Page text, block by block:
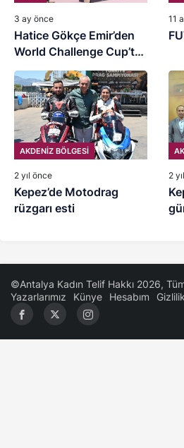
3 ay önce
Hatice Gökçe Emir’den
World Challenge Cup’ta
tarihi madalya
11
AKDENİZ BÖLGESİ
2 yıl önce
Kepez’de Motodrag
rüzgarı esti
2
©Antalya Kadın Telif Hakkı 2026, Tüm
Yazarlarımız
Künye Hesabım